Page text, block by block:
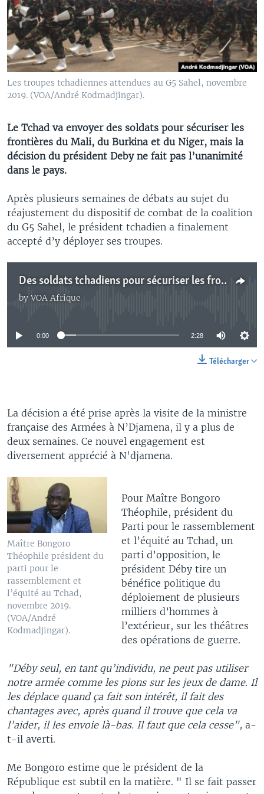
Les troupes tchadiennes attendues au G5 Sahel, novembre
2019. (VOA/André Kodmadjingar).
Le Tchad va envoyer des soldats pour sécuriser les
frontières du Mali, du Burkina et du Niger, mais la
décision du président Deby ne fait pas l’unanimité
dans le pays.
Après plusieurs semaines de débats au sujet du
réajustement du dispositif de combat de la coalition
du G5 Sahel, le président tchadien a finalement
accepté d’y déployer ses troupes.
Des soldats tchadiens pour sécuriser les frontières du Mali
byVOA Afrique
No media source currently available
0:00 2:28
Télécharger
La décision a été prise après la visite de la ministre
française des Armées à N’Djamena, il y a plus de
deux semaines. Ce nouvel engagement est
diversement apprécié à N'djamena.
Maître Bongoro
Théophile président du
parti pour le
rassemblement et
l’équité au Tchad,
novembre 2019.
(VOA/André
Kodmadjingar).
Pour Maître Bongoro
Théophile, président du
Parti pour le rassemblement
et l’équité au Tchad, un
parti d’opposition, le
président Déby tire un
bénéfice politique du
déploiement de plusieurs
milliers d’hommes à
l’extérieur, sur les théâtres
des opérations de guerre.
"Déby seul, en tant qu’individu, ne peut pas utiliser
notre armée comme les pions sur les jeux de dame. Il
les déplace quand ça fait son intérêt, il fait des
chantages avec, après quand il trouve que cela va
l’aider, il les envoie là-bas. Il faut que cela cesse", a-
t-il averti.
Me Bongoro estime que le président de la
République est subtil en la matière. " Il se fait passer